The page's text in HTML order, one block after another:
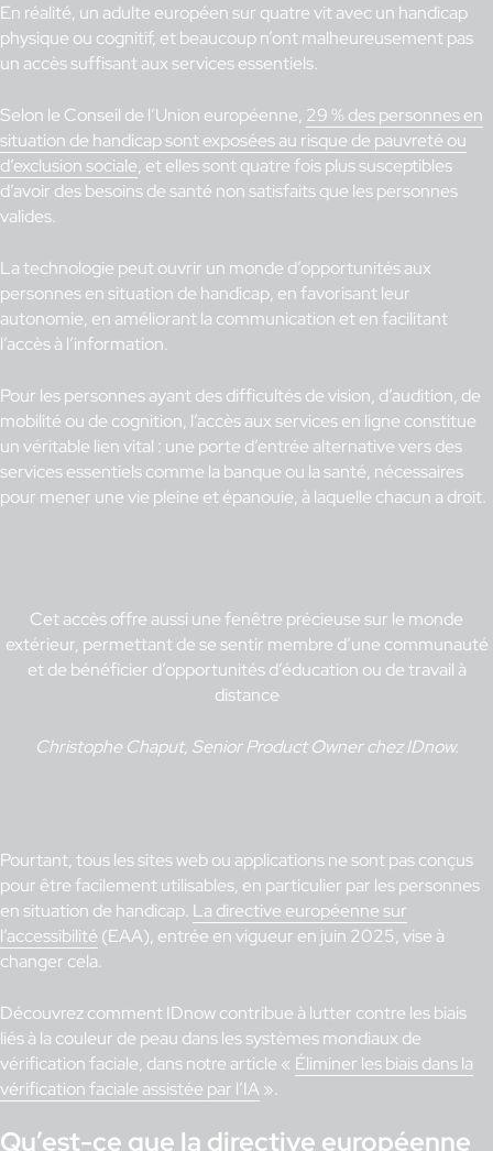
En réalité, un adulte européen sur quatre vit avec un handicap
physique ou cognitif, et beaucoup n’ont malheureusement pas
un accès suffisant aux services essentiels.
Selon le Conseil de l’Union européenne, 29 % des personnes en
situation de handicap sont exposées au risque de pauvreté ou
d’exclusion sociale, et elles sont quatre fois plus susceptibles
d’avoir des besoins de santé non satisfaits que les personnes
valides.
La technologie peut ouvrir un monde d’opportunités aux
personnes en situation de handicap, en favorisant leur
autonomie, en améliorant la communication et en facilitant
l’accès à l’information.
Pour les personnes ayant des difficultés de vision, d’audition, de
mobilité ou de cognition, l’accès aux services en ligne constitue
un véritable lien vital : une porte d’entrée alternative vers des
services essentiels comme la banque ou la santé, nécessaires
pour mener une vie pleine et épanouie, à laquelle chacun a droit.
Cet accès offre aussi une fenêtre précieuse sur le monde
extérieur, permettant de se sentir membre d’une communauté
et de bénéficier d’opportunités d’éducation ou de travail à
distance
Christophe Chaput, Senior Product Owner chez IDnow.
Pourtant, tous les sites web ou applications ne sont pas conçus
pour être facilement utilisables, en particulier par les personnes
en situation de handicap. La directive européenne sur
l’accessibilité (EAA), entrée en vigueur en juin 2025, vise à
changer cela.
Découvrez comment IDnow contribue à lutter contre les biais
liés à la couleur de peau dans les systèmes mondiaux de
vérification faciale, dans notre article « Éliminer les biais dans la
vérification faciale assistée par l’IA».
Qu’est-ce que la directive européenne